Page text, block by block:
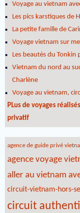
Voyage au vietnam
Les pics karstiques de
La petite famille de
Voyage vietnam sur
Les beautés du Tonkin
Vietnam du nord au
Charlène
Voyage au vietnam,
PLus de voyages
privatif
agence de guide privé
agence voyage
aller au vietnam
circuit-vietnam-hors-
circuit